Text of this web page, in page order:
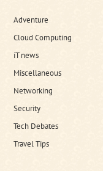
Adventure
Cloud Computing
iT news
Miscellaneous
Networking
Security
Tech Debates
Travel Tips